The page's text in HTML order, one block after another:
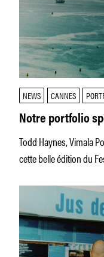
NEWS CANNES
Notre portfolio
Todd Haynes, Vimala
cette belle édition du